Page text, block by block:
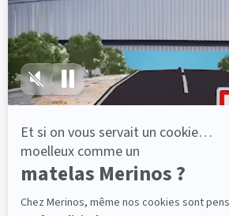
Grâce à ses 3 zones de confort,
Pencil vous assure tout son
épaules, le dos et le bassin qui
lattes, vous évitez les douleurs
(10 avis)
Dès 501,00 €
Découvrir